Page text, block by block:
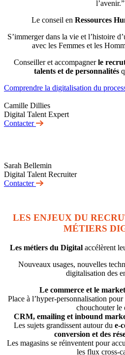
l’avenir.”
Le conseil en Ressources
S’immerger dans la vie et l’histoire
avec les Femmes et les
Conseiller et accompagnerle
talents et de personnalités
Comprendre la digitalisation du
Camille Dillies
Digital Talent Expert
Contacter
Sarah Bellemin
Digital Talent Recruiter
Contacter
LES ENJEUX DU
MÉTIERS
Les métiers du Digital accélèrent
Nouveaux usages, nouvelles
digitalisation des
Le commerce et le
Place à l’hyper-personnalisation
chouchouter le
CRM, emailing et inbound
Les sujets grandissent autour du e-
conversion et des
Les magasins se réinventent pour
les flux cross-